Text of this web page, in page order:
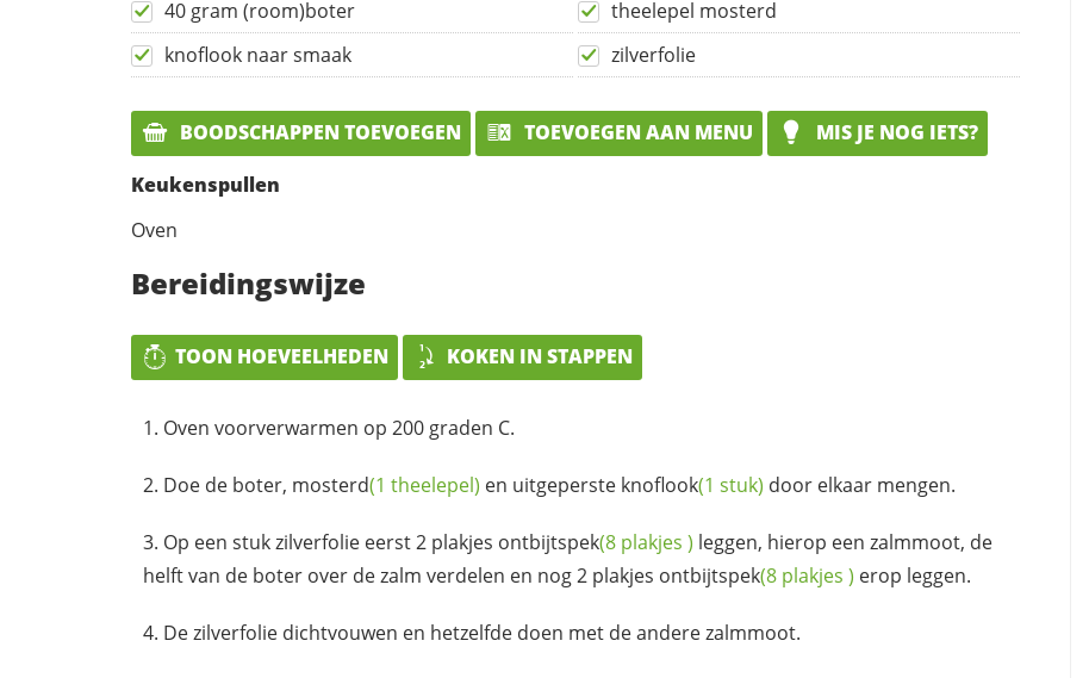
40 gram (room)boter
theelepel mosterd
knoflook naar smaak
zilverfolie
BOODSCHAPPEN TOEVOEGEN TOEVOEGEN AAN MENU
MIS JE NOG IETS?
Keukenspullen
Oven
Bereidingswijze
TOON HOEVEELHEDEN KOKEN IN STAPPEN
Oven voorverwarmen op 200 graden C.
Doe de boter, mosterd(1 theelepel) en uitgeperste knoflook(1 stuk) door elkaar mengen.
Op een stuk zilverfolie eerst 2 plakjes ontbijtspek(8 plakjes ) leggen, hierop een zalmmoot, de
helft van de boter over de zalm verdelen en nog 2 plakjes ontbijtspek(8 plakjes ) erop leggen.
De zilverfolie dichtvouwen en hetzelfde doen met de andere zalmmoot.